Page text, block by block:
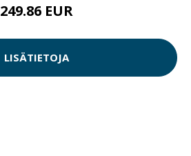
249.86 EUR
LISÄTIETOJA